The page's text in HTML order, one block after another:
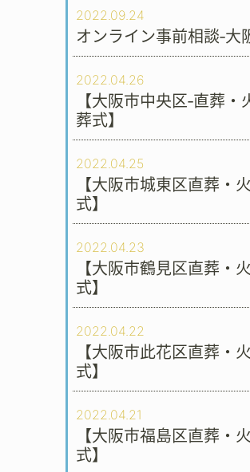
2022.09.24
オンライン事前相談‐大
2022.04.26
【大阪市中央区‐直葬・
葬式】
2022.04.25
【大阪市城東区直葬・
式】
2022.04.23
【大阪市鶴見区直葬・
式】
2022.04.22
【大阪市此花区直葬・
式】
2022.04.21
【大阪市福島区直葬・
式】